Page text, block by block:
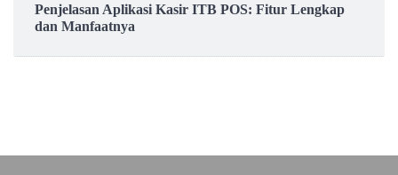
Penjelasan Aplikasi Kasir ITB POS: Fitur Lengkap
dan Manfaatnya